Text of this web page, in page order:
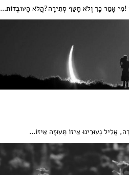
אָמַר כָּך וְלֹא חָטַף סְתִירָה?הֲלֹא הָעוּבְדוֹת...
נְעוּרֵינוּ אֵיזוֹ תְּעוּזָה אֵיזוֹ...